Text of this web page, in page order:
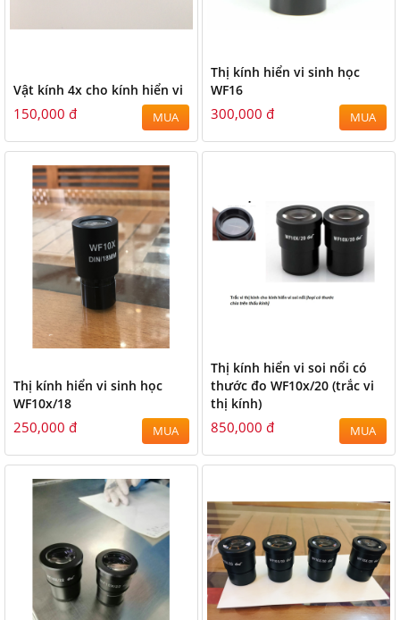
Vật kính 4x cho kính hiển vi
150,000 đ MUA
Thị kính hiển vi sinh học
WF16
300,000 đ MUA
Thị kính hiển vi sinh học
WF10x/18
250,000 đ MUA
Thị kính hiển vi soi nổi có
thước đo WF10x/20 (trắc vi
thị kính)
850,000 đ MUA